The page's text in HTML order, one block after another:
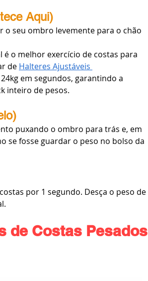
Aqui)
o seu ombro levemente para o chão
é o melhor exercício de costas para
de Halteres Ajustáveis
em segundos, garantindo a
inteiro de pesos.
puxando o ombro para trás e, em
se fosse guardar o peso no bolso da
por 1 segundo. Desça o peso de
de Costas Pesados